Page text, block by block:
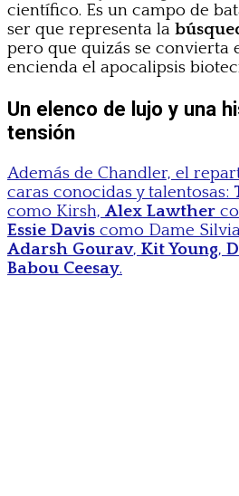
científico. Es un campo de
ser que representa la
pero que quizás se convierta
encienda el apocalipsis
Un elenco de lujo y una
tensión
Además de Chandler, el
caras conocidas y talentosas:
como Kirsh, Alex Lawther
Essie Davis como Dame
Adarsh Gourav, Kit Young,
Babou Ceesay.